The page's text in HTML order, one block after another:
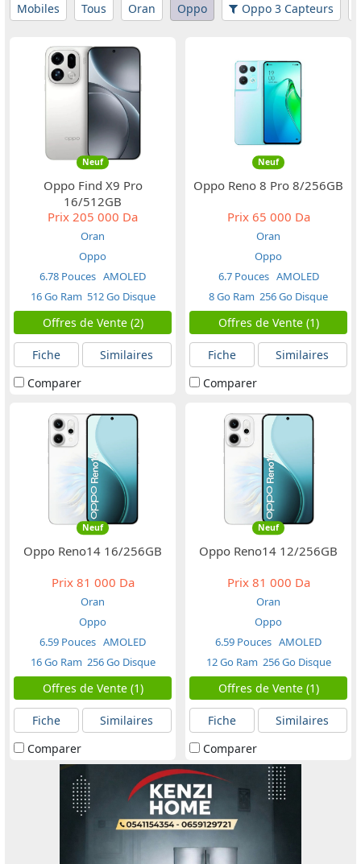
Mobiles Tous Oran Oppo Oppo 3 Capteurs
Neuf
Oppo Find X9 Pro
16/512GB
Prix 205 000 Da
Oran
Oppo
6.78 Pouces AMOLED
16 Go Ram 512 Go Disque
Offres de Vente (2)
Fiche
Similaires
Comparer
Neuf
Oppo Reno 8 Pro 8/256GB
Prix65 000 Da
Oran
Oppo
6.7 Pouces AMOLED
8 Go Ram 256 Go Disque
Offres de Vente (1)
Fiche
Similaires
Comparer
Neuf
Oppo Reno14 16/256GB
Prix81 000 Da
Oran
Oppo
6.59 Pouces AMOLED
16 Go Ram 256 Go Disque
Offres de Vente (1)
Fiche
Similaires
Comparer
Neuf
Oppo Reno14 12/256GB
Prix81 000 Da
Oran
Oppo
6.59 Pouces AMOLED
12 Go Ram 256 Go Disque
Offres de Vente (1)
Fiche
Similaires
Comparer